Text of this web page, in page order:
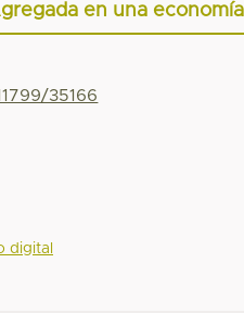
en una
35166
digital